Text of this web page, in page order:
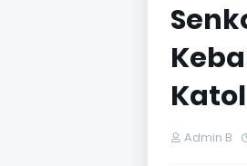
Admin B